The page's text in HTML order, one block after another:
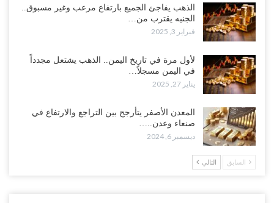
الذهب يفاجئ الجميع بارتفاع مرعب وغير مسبوق..
الجنيه يقترب من…
فبراير 3, 2025
لأول مرة في تاريخ اليمن.. الذهب يشتعل مجدداً
في اليمن مسجلاً…
يناير 27, 2025
المعدن الأصفر يتأرجح بين التراجع والارتفاع في
صنعاء وعدن..…
ديسمبر 6, 2024
السابق التالي